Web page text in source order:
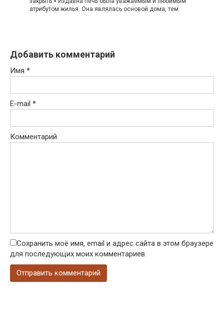
атрибутом жилья. Она являлась основой дома, тем
Добавить комментарий
Имя *
E-mail *
Комментарий
Сохранить моё имя, email и адрес сайта в этом браузере
для последующих моих комментариев.